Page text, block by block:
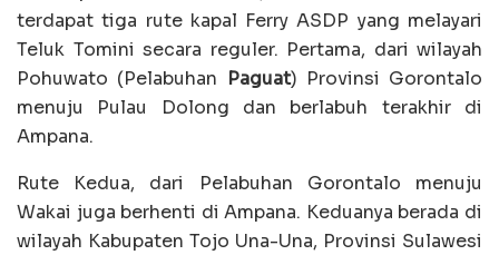
terdapat tiga rute kapal Ferry ASDP yang melayari
Teluk Tomini secara reguler. Pertama, dari wilayah
Pohuwato (Pelabuhan Paguat) Provinsi Gorontalo
menuju Pulau Dolong dan berlabuh terakhir di
Ampana.
Rute Kedua, dari Pelabuhan Gorontalo menuju
Wakai juga berhenti di Ampana. Keduanya berada di
wilayah Kabupaten Tojo Una-Una, Provinsi Sulawesi